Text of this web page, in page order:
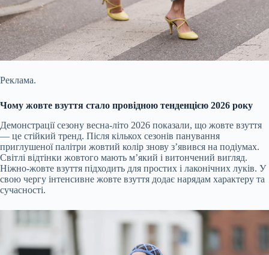
Реклама.
Чому жовте взуття стало провідною тенденцією 2026 року
Демонстрації сезону весна-літо 2026 показали, що жовте взуття
— це стійкий тренд. Після кількох сезонів панування
приглушеної палітри жовтий колір знову з’явився на подіумах.
Світлі відтінки жовтого мають м’який і витончений вигляд.
Ніжно-жовте взуття підходить для простих і лаконічних луків. У
свою чергу інтенсивне жовте взуття додає нарядам характеру та
сучасності.